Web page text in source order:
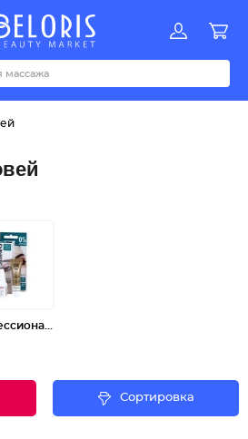
Акции
PQRSTUVWYZАБВДЗИМОКЛНПРСТУФ
Сортировка